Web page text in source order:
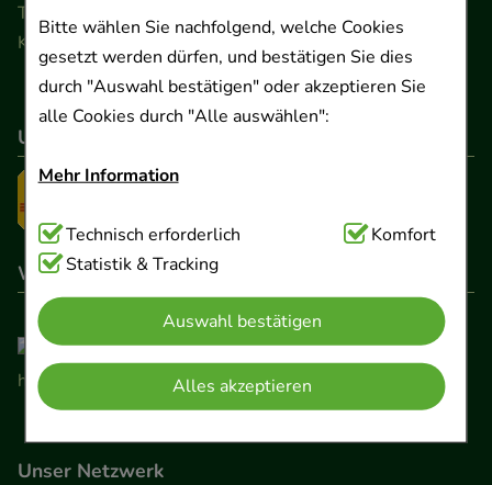
Bitte wählen Sie nachfolgend, welche Cookies
gesetzt werden dürfen, und bestätigen Sie dies
durch "Auswahl bestätigen" oder akzeptieren Sie
alle Cookies durch "Alle auswählen":
Mehr Information
Technisch Notwendig:Hierbei handelt es sich um
Cookies, die für die Grundfunktionen unserer
Website notwendig sind (z.B. Navigation,
Warenkorb, Kundenkonto), weshalb auf diese nicht
verzichtet werden kann.
Komfort:Diese Cookies werden genutzt um das
Einkaufserlebnis noch ansprechender zu gestalten,
beispielsweise für die Wiedererkennung des
Technisch erforderlich
Komfort
Statistik & Tracking
Auswahl bestätigen
Alles akzeptieren
Telefon 0511 89 71 80 0 · Fax 0511 89 71 80 11
Kontaktformular
Unser Versanddienstleister
Wir sind hier gelistet
Unser Netzwerk